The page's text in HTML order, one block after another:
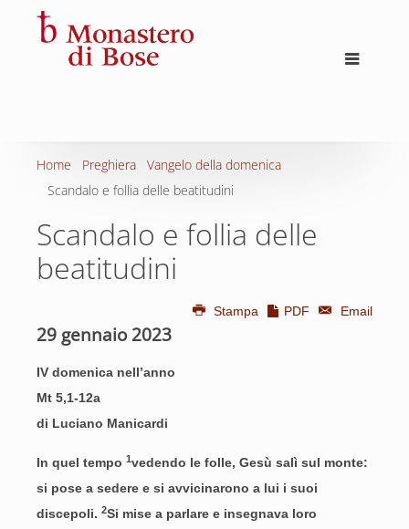
Home Preghiera
Vangelo della domenica
Scandalo e follia delle beatitudini
Scandalo e follia delle
beatitudini
Stampa PDF Email
29 gennaio 2023
IV domenica nell’anno
Mt 5,1-12a
di Luciano Manicardi
In quel tempo 1vedendo le folle, Gesù salì sul monte:
si pose a sedere e si avvicinarono a lui i suoi
discepoli. 2Si mise a parlare e insegnava loro